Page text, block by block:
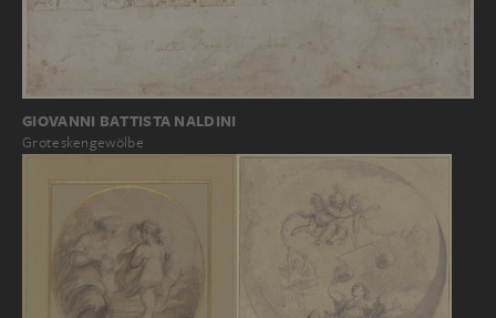
GIOVANNI BATTISTA NALDINI
Groteskengewölbe